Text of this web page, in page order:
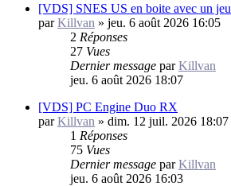
[VDS] SNES US en boite avec un jeu
parKillvan » jeu. 6 août 2026 16:05
2 Réponses
27 Vues
Dernier message parKillvan
jeu. 6 août 2026 18:07
[VDS] PC Engine Duo RX
parKillvan » dim. 12 juil. 2026 18:07
1 Réponses
75 Vues
Dernier message parKillvan
jeu. 6 août 2026 16:03